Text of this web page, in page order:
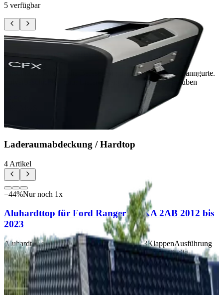
5 verfügbar
Kühlbox-Anschraubplatte CFX3 45
Anschraubplatte für die Befestigung der Kühlbox über Spanngurte.
Pulverbeschichtet grau. Lieferumfang: 1 Platte + 4 Schrauben
31verfügbar
Laderaumabdeckung / Hardtop
4 Artikel
−44%Nur noch 1x
Aluhardttop für Ford Ranger DOKA 2AB 2012 bis
2023
Aluhardtop aus Riffelblech – Kabinenhoch, 3KlappenAusführung
Unsere Aluhardtops werden aus einem soliden, vollständig
verschweißten Aluminiumrahmengestell gefertigt. Die verklebten
und vernieteten AlublechVerkleidungen sind salzwasserbeständig
und damit bestens für den täglichen Einsatz unter widrigsten
Bedingungen geeignet. Das Dach aus robustem Riffelblech ist